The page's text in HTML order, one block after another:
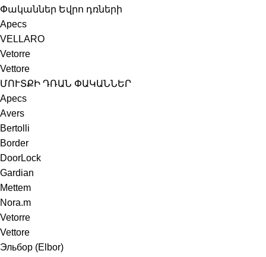
Փականներ Եվրո դռների
Apecs
VELLARO
Vetorre
Vettore
ՄՈՒՏՔԻ ԴՌԱՆ ՓԱԿԱՆՆԵՐ
Apecs
Avers
Bertolli
Border
DoorLock
Gardian
Mettem
Nora.m
Vetorre
Vettore
Эльбор (Elbor)